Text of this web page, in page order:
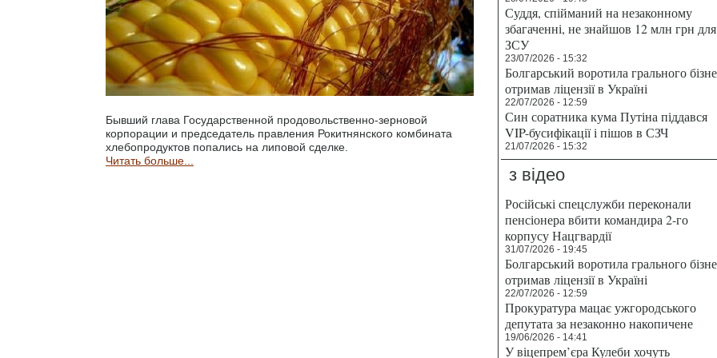
Бывший глава Государственной продовольственно-зерновой
корпорации и председатель правления Рокитнянского комбината
хлебопродуктов попались на липовой сделке.
Читать больше...
Суддя, спійманий на незаконному
збагаченні, не знайшов 12 млн грн для
ЗСУ
23/07/2026 - 15:32
Болгарський воротила грального
отримав ліцензії в Україні
22/07/2026 - 12:59
Син соратника кума Путіна піддався
VIP-бусифікації і пішов в СЗЧ
21/07/2026 - 15:32
з відео
Російські спецслужби переконали
пенсіонера вбити командира 2-го
корпусу Нацгвардії
31/07/2026 - 19:45
Болгарський воротила грального
отримав ліцензії в Україні
22/07/2026 - 12:59
Прокуратура мацає ужгородського
депутата за незаконно накопичене
19/06/2026 - 14:41
У віцепрем’єра Кулеби хочуть